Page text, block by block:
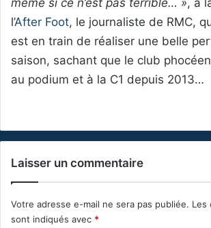
l’After Foot, le journaliste de RMC,
est en train de réaliser une belle
saison, sachant que le club
au podium et à la C1 depuis 2013…
Laisser un commentaire
Votre adresse e-mail ne sera pas publiée. Les
sont indiqués avec *